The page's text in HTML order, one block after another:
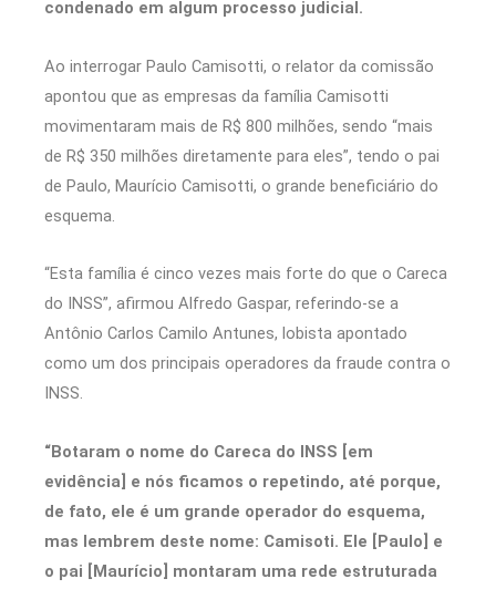
condenado em algum processo judicial.
Ao interrogar Paulo Camisotti, o relator da comissão
apontou que as empresas da família Camisotti
movimentaram mais de R$ 800 milhões, sendo “mais
de R$ 350 milhões diretamente para eles”, tendo o pai
de Paulo, Maurício Camisotti, o grande beneficiário do
esquema.
“Esta família é cinco vezes mais forte do que o Careca
do INSS”, afirmou Alfredo Gaspar, referindo-se a
Antônio Carlos Camilo Antunes, lobista apontado
como um dos principais operadores da fraude contra o
INSS.
“Botaram o nome do Careca do INSS [em
evidência] e nós ficamos o repetindo, até porque,
de fato, ele é um grande operador do esquema,
mas lembrem deste nome: Camisoti. Ele [Paulo] e
o pai [Maurício] montaram uma rede estruturada